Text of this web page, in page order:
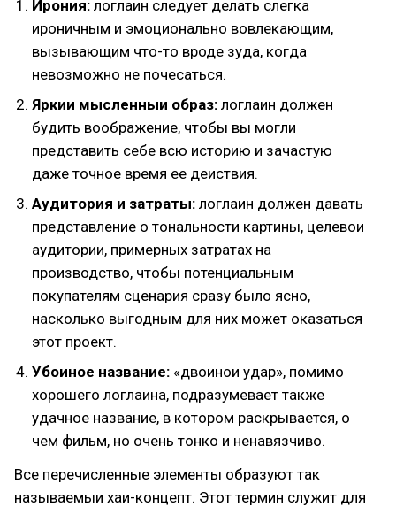
Ирония: логлаин следует делать слегка
ироничным и эмоционально вовлекающим,
вызывающим что-то вроде зуда, когда
невозможно не почесаться.
Яркии мысленныи образ: логлаин должен
будить воображение, чтобы вы могли
представить себе всю историю и зачастую
даже точное время ее деиствия.
Аудитория и затраты: логлаин должен давать
представление о тональности картины, целевои
аудитории, примерных затратах на
производство, чтобы потенциальным
покупателям сценария сразу было ясно,
насколько выгодным для них может оказаться
этот проект.
Убоиное название: «двоинои удар», помимо
хорошего логлаина, подразумевает также
удачное название, в котором раскрывается, о
чем фильм, но очень тонко и ненавязчиво.
Все перечисленные элементы образуют так
называемыи хаи-концепт. Этот термин служит для